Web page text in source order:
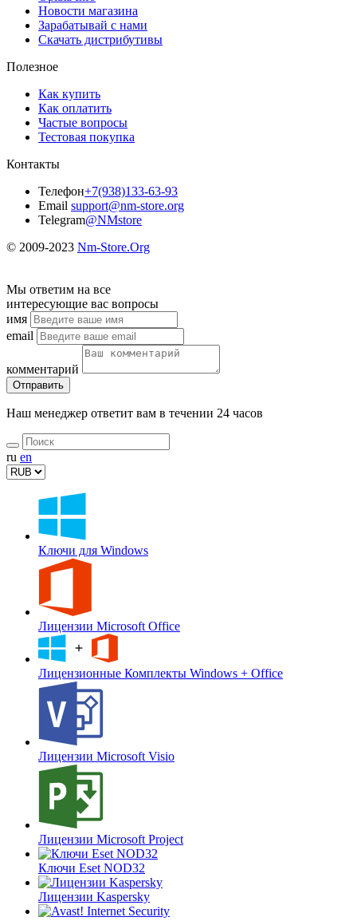
Новости магазина
Зарабатывай с нами
Скачать дистрибутивы
Полезное
Как купить
Как оплатить
Частые вопросы
Тестовая покупка
Контакты
Телефон+7(938)133-63-93
Email support@nm-store.org
Telegram@NMstore
© 2009-2023 Nm-Store.Org
Мы ответим на все
интересующие вас вопросы
имя
email
комментарий
Отправить
Наш менеджер ответит вам в течении 24 часов
ru en
Ключи для Windows
Лицензии Microsoft Office
Лицензионные Комплекты Windows + Office
Лицензии Microsoft Visio
Лицензии Microsoft Project
Ключи Eset NOD32
Лицензии Kaspersky